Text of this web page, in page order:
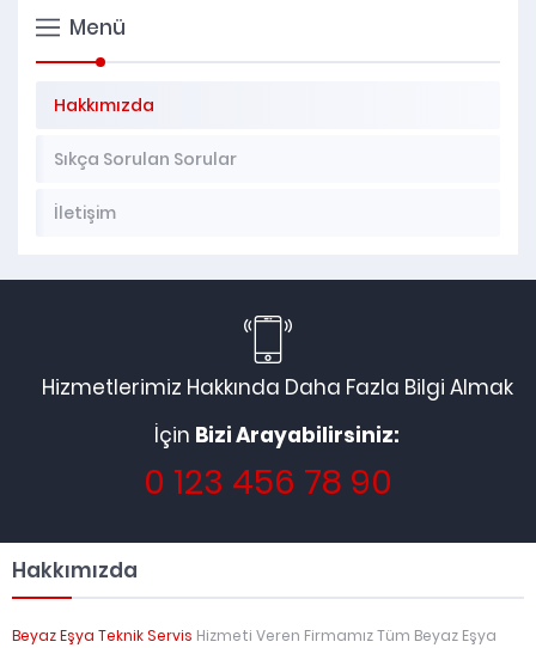
Menü
Hakkımızda
Sıkça Sorulan Sorular
İletişim
Hizmetlerimiz Hakkında Daha Fazla Bilgi Almak
İçin Bizi Arayabilirsiniz:
0 123 456 78 90
Hakkımızda
Beyaz Eşya Teknik Servis Hizmeti Veren Firmamız Tüm Beyaz Eşya